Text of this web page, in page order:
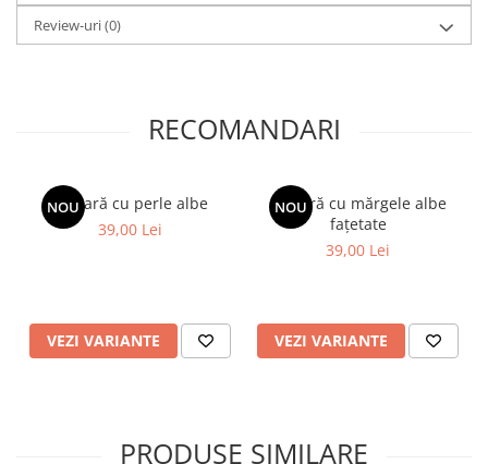
Review-uri(0)
RECOMANDARI
NOU
Brățară cu perle albe
39,00 Lei
VEZI VARIANTE
NOU
Brățară cu mărgele albe
fațetate
39,00 Lei
VEZI VARIANTE
PRODUSE SIMILARE